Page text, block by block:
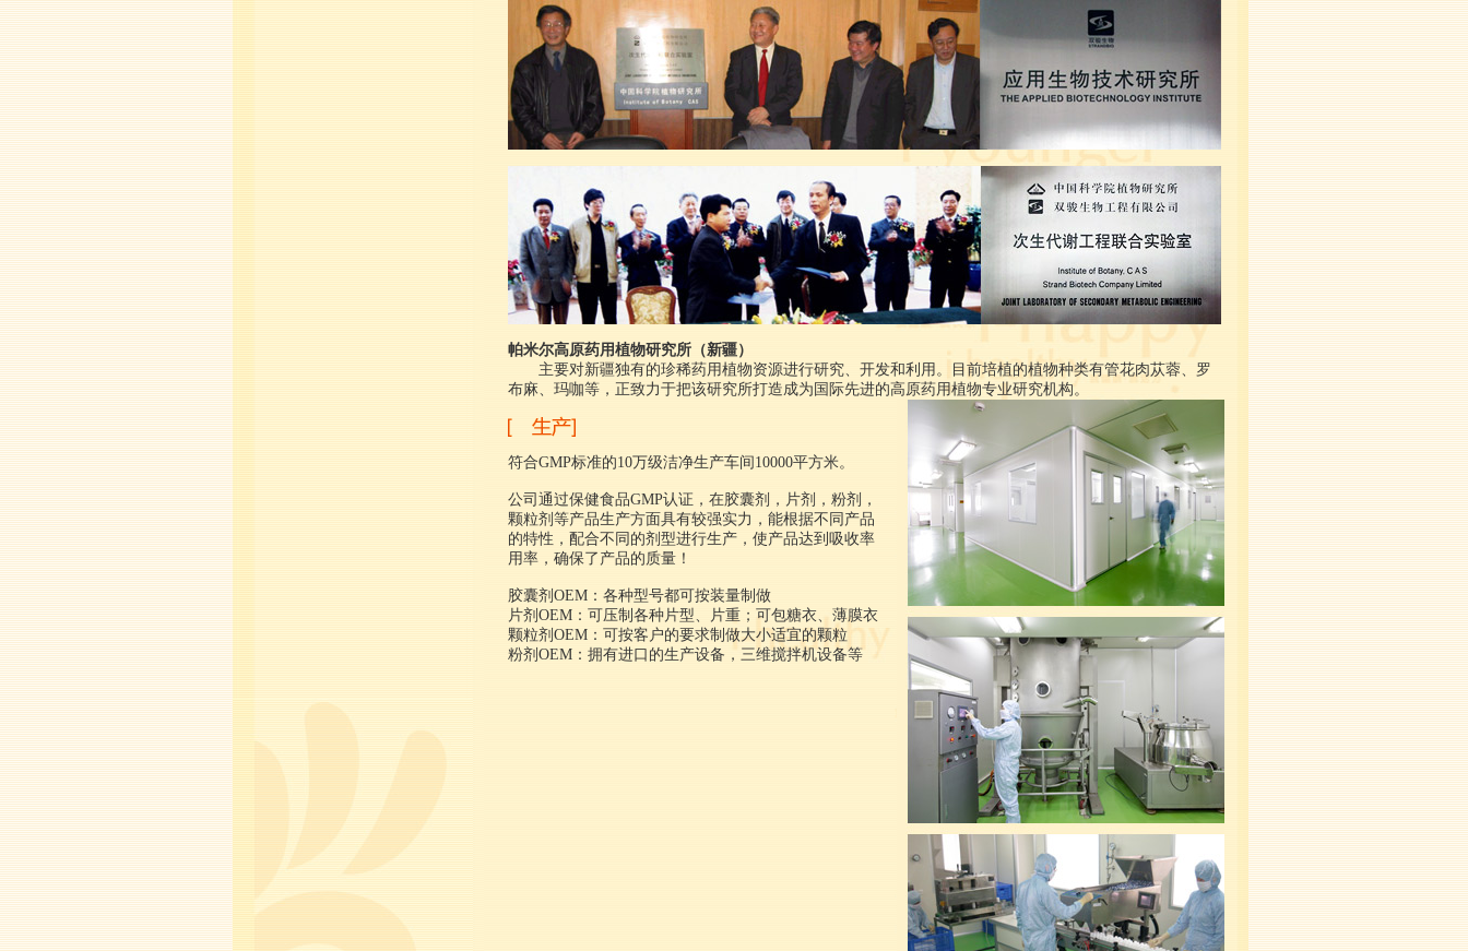
帕米尔高原药用植物研究所（新疆）
主要对新疆独有的珍稀药用植物资源进行研究、开发和利用。目前培植的植物种类有管花肉苁蓉、罗
布麻、玛咖等，正致力于把该研究所打造成为国际先进的高原药用植物专业研究机构。
符合GMP标准的10万级洁净生产车间10000平方米。
公司通过保健食品GMP认证，在胶囊剂，片剂，粉剂，
颗粒剂等产品生产方面具有较强实力，能根据不同产品
的特性，配合不同的剂型进行生产，使产品达到吸收率
用率，确保了产品的质量！
胶囊剂OEM：各种型号都可按装量制做
片剂OEM：可压制各种片型、片重；可包糖衣、薄膜衣
颗粒剂OEM：可按客户的要求制做大小适宜的颗粒
粉剂OEM：拥有进口的生产设备，三维搅拌机设备等